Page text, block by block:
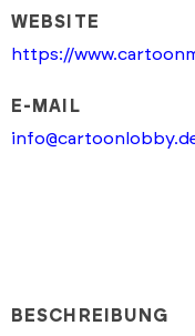
WEBSITE
https://
E-MAIL
BESCHREIBUNG